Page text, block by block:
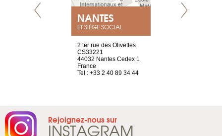
NANTES
ET SIÈGE SOCIAL
2 ter rue des Olivettes
CS33221
44032 Nantes Cedex 1
France
Tel : +33 2 40 89 34 44
Rejoignez-nous sur
INSTAGRAM